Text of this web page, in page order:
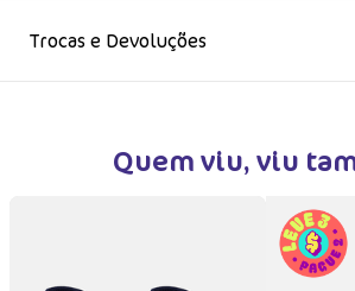
Trocas e Devoluções
Quem viu, viu